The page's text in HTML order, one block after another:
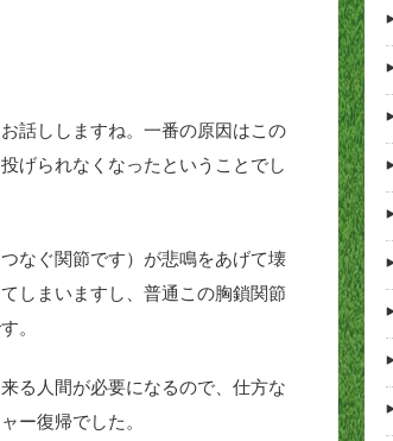
話ししますね。一番の原因はこの
げられなくなったということでし
なぐ関節です）が悲鳴をあげて壊
しまいますし、普通この胸鎖関節
。
る人間が必要になるので、仕方な
ー復帰でした。